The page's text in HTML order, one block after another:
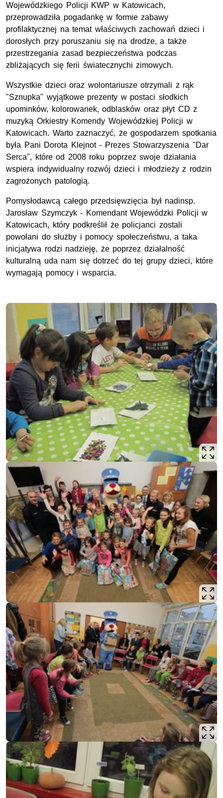
Wojewódzkiego Policji KWP w Katowicach,
przeprowadziła pogadankę w formie zabawy
profilaktycznej na temat właściwych zachowań dzieci i
dorosłych przy poruszaniu się na drodze, a także
przestrzegania zasad bezpieczeństwa podczas
zbliżających się ferii światecznychi zimowych.
Wszystkie dzieci oraz wolontariusze otrzymali z rąk
"Sznupka" wyjątkowe prezenty w postaci słodkich
upominków, kolorowanek, odblasków oraz płyt CD z
muzyką Orkiestry Komendy Wojewódzkiej Policji w
Katowicach. Warto zaznaczyć, że gospodarzem spotkania
była Pani Dorota Klejnot - Prezes Stowarzyszenia "Dar
Serca", które od 2008 roku poprzez swoje działania
wspiera indywidualny rozwój dzieci i młodzieży z rodzin
zagrożonych patologią.
Pomysłodawcą całego przedsięwzięcia był nadinsp.
Jarosław Szymczyk - Komendant Wojewódzki Policji w
Katowicach, który podkreślił że policjanci zostali
powołani do służby i pomocy społeczeństwu, a taka
inicjatywa rodzi nadzieję, że poprzez działalność
kulturalną uda nam się dotrzeć do tej grupy dzieci, które
wymagają pomocy i wsparcia.